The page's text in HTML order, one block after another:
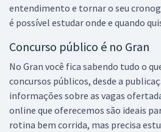
entendimento e tornar o seu
é possível estudar onde e quando
Concurso público é no Gran
No Gran você fica sabendo tudo o
concursos públicos, desde a
informações sobre as vagas
online que oferecemos são ideais
rotina bem corrida, mas precisa